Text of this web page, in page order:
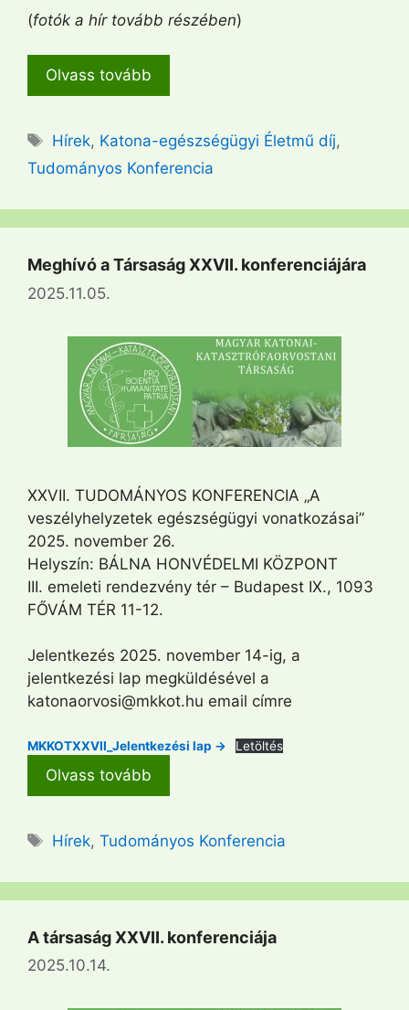
(fotók a hír tovább részében)
Olvass tovább
Címkék
Hírek, Katona-egészségügyi Életmű díj,
Tudományos Konferencia
Meghívó a Társaság XXVII. konferenciájára
2025.11.05.
XXVII. TUDOMÁNYOS KONFERENCIA „A
veszélyhelyzetek egészségügyi vonatkozásai”
2025. november 26.
Helyszín: BÁLNA HONVÉDELMI KÖZPONT
III. emeleti rendezvény tér – Budapest IX., 1093
FŐVÁM TÉR 11-12.
Jelentkezés 2025. november 14-ig, a
jelentkezési lap megküldésével a
katonaorvosi@mkkot.hu email címre
MKKOTXXVII_Jelentkezési lap -> Letöltés
Olvass tovább
Címkék
Hírek,Tudományos Konferencia
A társaság XXVII. konferenciája
2025.10.14.